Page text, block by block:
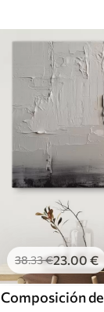
38.33€23.00 €
Composición